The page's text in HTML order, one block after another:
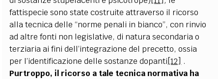
fattispecie sono state costruite attraverso il ricorso
alla tecnica delle “norme penali in bianco”, con rinvio
ad altre fonti non legislative, di natura secondaria o
terziaria ai fini dell’integrazione del precetto, ossia
per l’identificazione delle sostanze dopanti[12] .
Purtroppo, il ricorso a tale tecnica normativa ha